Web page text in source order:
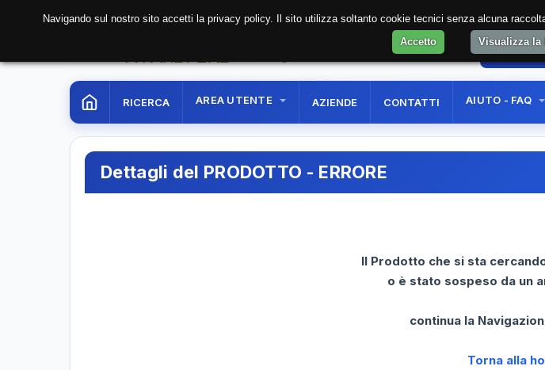
AREA
RICERCA AREA UTENTE AZIENDE CONTATTI AIUTO - FAQ
Dettagli del PRODOTTO - ERRORE
Il Prodotto che si sta
o è stato sospeso da un
continua la
Torna alla
Navigando sul nostro sito accetti la privacy policy. Il sito utilizza soltanto cookie tecnici senza alcuna
Accetto
Visualizza la